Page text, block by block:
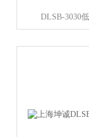
DLSB-3030